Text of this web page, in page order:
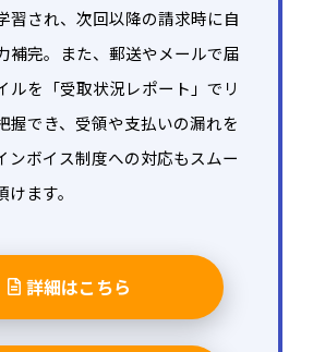
習され、次回以降の請求時に自
補完。また、郵送やメールで届
ルを「受取状況レポート」でリ
握でき、受領や支払いの漏れを
ンボイス制度への対応もスムー
ます。
詳細はこちら